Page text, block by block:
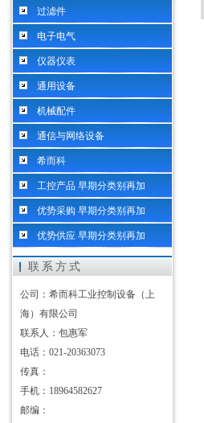
过滤件
电子电气
仪器仪表
通用设备
机械配件
通信与网络设备
希而科
工控产品 早期分类别再加
优势采购 早期分类别再加
优势供应 早期分类别再加
联系方式
公司：希而科工业控制设备（上
海）有限公司
联系人：包惠军
电话：021-20363073
传真：
手机：18964582627
邮编：